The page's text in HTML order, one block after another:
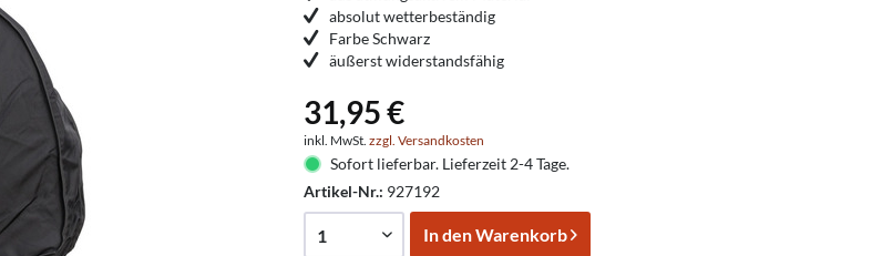
absolut wetterbeständig
Farbe Schwarz
äußerst widerstandsfähig
31,95 €
inkl. MwSt.zzgl. Versandkosten
Sofort lieferbar. Lieferzeit 2-4 Tage.
Artikel-Nr.: 927192
In denWarenkorb